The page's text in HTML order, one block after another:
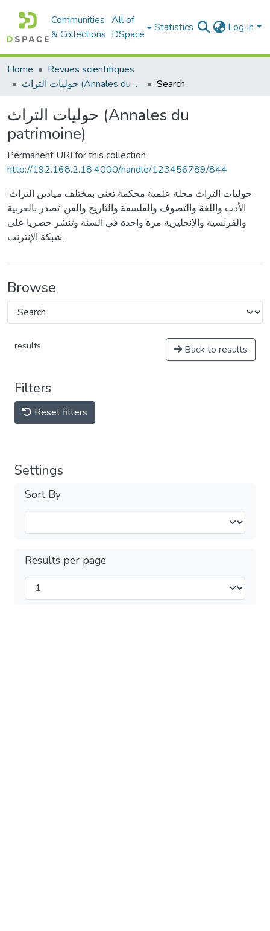
Communities
& Collections
All of
DSpace
Statistics Log In
Home
Revues scientifiques
حوليات التراث (Annales du patrimoine)
Search
حوليات التراث (Annales du
patrimoine)
Permanent URI for this collection
http://192.168.2.18:4000/handle/123456789/844
حوليات التراث مجلة علمية محكمة تعنى بمختلف ميادين التراث:
الأدب واللغة والتصوف والفلسفة والتاريخ والفن. تصدر بالعربية
والفرنسية والإنجليزية مرة واحدة في السنة وتنشر حصريا على
شبكة الإنترنت.
Browse
results Back to results
Filters
Reset filters
Settings
Sort By
Results per page